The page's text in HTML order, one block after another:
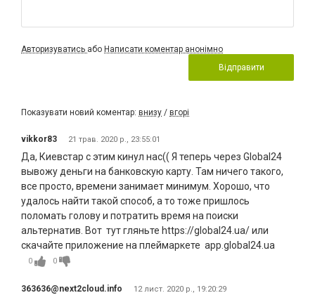
Авторизуватись або Написати коментар анонімно
Відправити
Показувати новий коментар: внизу / вгорі
vikkor83 21 трав. 2020 р., 23:55:01
Да, Киевстар с этим кинул нас(( Я теперь через Global24
вывожу деньги на банковскую карту. Там ничего такого,
все просто, времени занимает минимум. Хорошо, что
удалось найти такой способ, а то тоже пришлось
поломать голову и потратить время на поиски
альтернатив. Вот тут гляньте https://global24.ua/ или
скачайте приложение на плеймаркете app.global24.ua
0 0
363636@next2cloud.info 12 лист. 2020 р., 19:20:29